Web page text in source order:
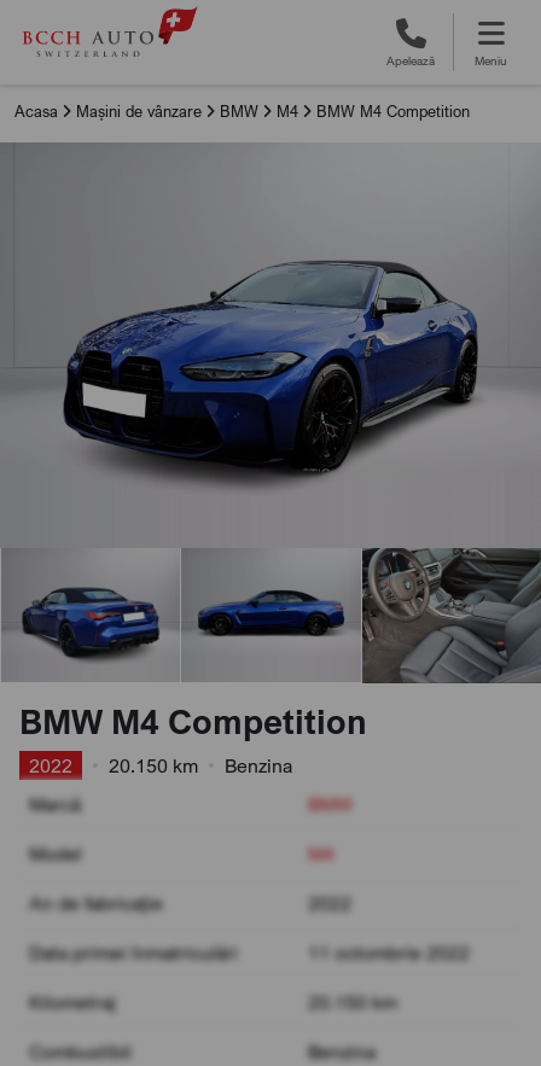
Apelează Meniu
Acasa Mașini de vânzare BMW M4 BMW M4 Competition
BMW M4 Competition
2022 20.150 km
Benzina
Marcă
BMW
Model M4
An de fabricație 2022
Data primei înmatriculări 11 octombrie 2022
Kilometraj 20.150 km
Combustibil Benzina